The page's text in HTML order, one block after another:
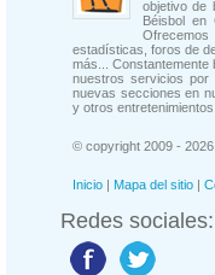
objetivo de
Béisbol en
estadísticas, foros de
más...
nuestros servicios por
nuevas secciones en
y otros entretenimientos.
© copyright 2009 - 2026
Inicio | Mapa del sitio |
Redes sociales: